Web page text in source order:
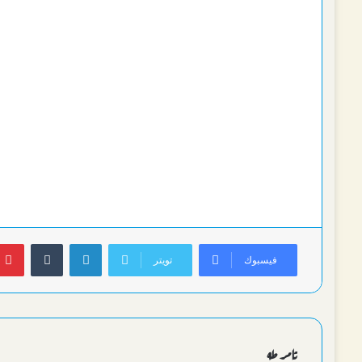
فيسبوك تويتر
لينكدإن
تامر طه
بالعلامة الكاملة.. “Triton” بطلاً لإقليمية الغواصات الآلية للمرة
الثانية
الرابعة من مهرجان الفيمتو آرت الدولي